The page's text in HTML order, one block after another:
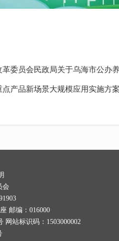
委员会民政局关于乌海市公办
点产品新场景大规模应用实施方
会
邮编：016000
网站标识码：1503000002